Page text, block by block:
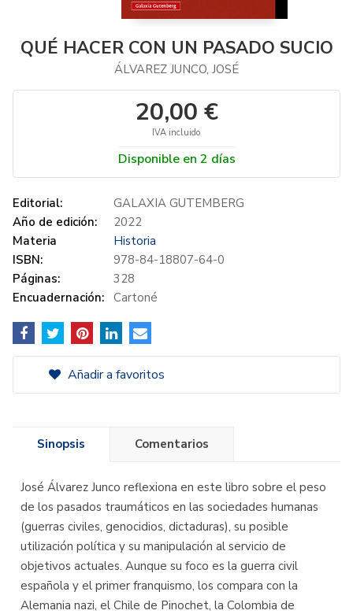
QUÉ HACER CON UN PASADO SUCIO
ÁLVAREZ JUNCO, JOSÉ
20,00 €
IVA incluido
Disponible en 2 días
Editorial:
GALAXIA GUTEMBERG
Año de edición:
2022
Materia
Historia
ISBN:
978-84-18807-64-0
Páginas:
328
Encuadernación: Cartoné
Añadir a favoritos
Sinopsis Comentarios
José Álvarez Junco reflexiona en este libro sobre el peso
de los pasados traumáticos en las sociedades humanas
(guerras civiles, genocidios, dictaduras), su posible
utilización política y su manipulación al servicio de
objetivos actuales. Aunque su foco es la guerra civil
española y el primer franquismo, los compara con la
Alemania nazi, el Chile de Pinochet, la Colombia de